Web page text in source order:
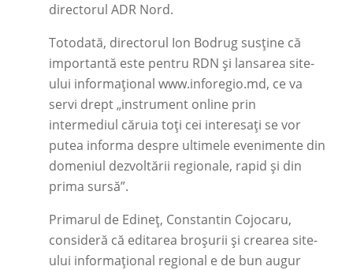
directorul ADR Nord.
Totodată, directorul Ion Bodrug susține că
importantă este pentru RDN și lansarea site-
ului informațional www.inforegio.md, ce va
servi drept „instrument online prin
intermediul căruia toți cei interesați se vor
putea informa despre ultimele evenimente din
domeniul dezvoltării regionale, rapid și din
prima sursă”.
Primarul de Edineț, Constantin Cojocaru,
consideră că editarea broșurii și crearea site-
ului informațional regional e de bun augur